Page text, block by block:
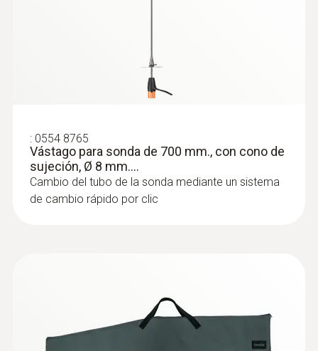
: 0554 8765
Vástago para sonda de 700 mm., con cono de
sujeción, Ø 8 mm....
Cambio del tubo de la sonda mediante un sistema
de cambio rápido por clic